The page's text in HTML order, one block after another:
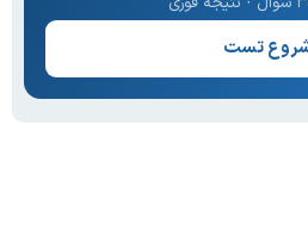
تست